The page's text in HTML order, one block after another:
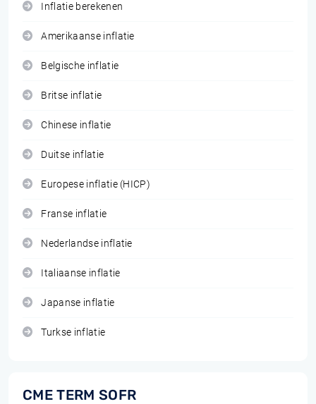
Inflatie berekenen
Amerikaanse inflatie
Belgische inflatie
Britse inflatie
Chinese inflatie
Duitse inflatie
Europese inflatie (HICP)
Franse inflatie
Nederlandse inflatie
Italiaanse inflatie
Japanse inflatie
Turkse inflatie
CME TERM SOFR